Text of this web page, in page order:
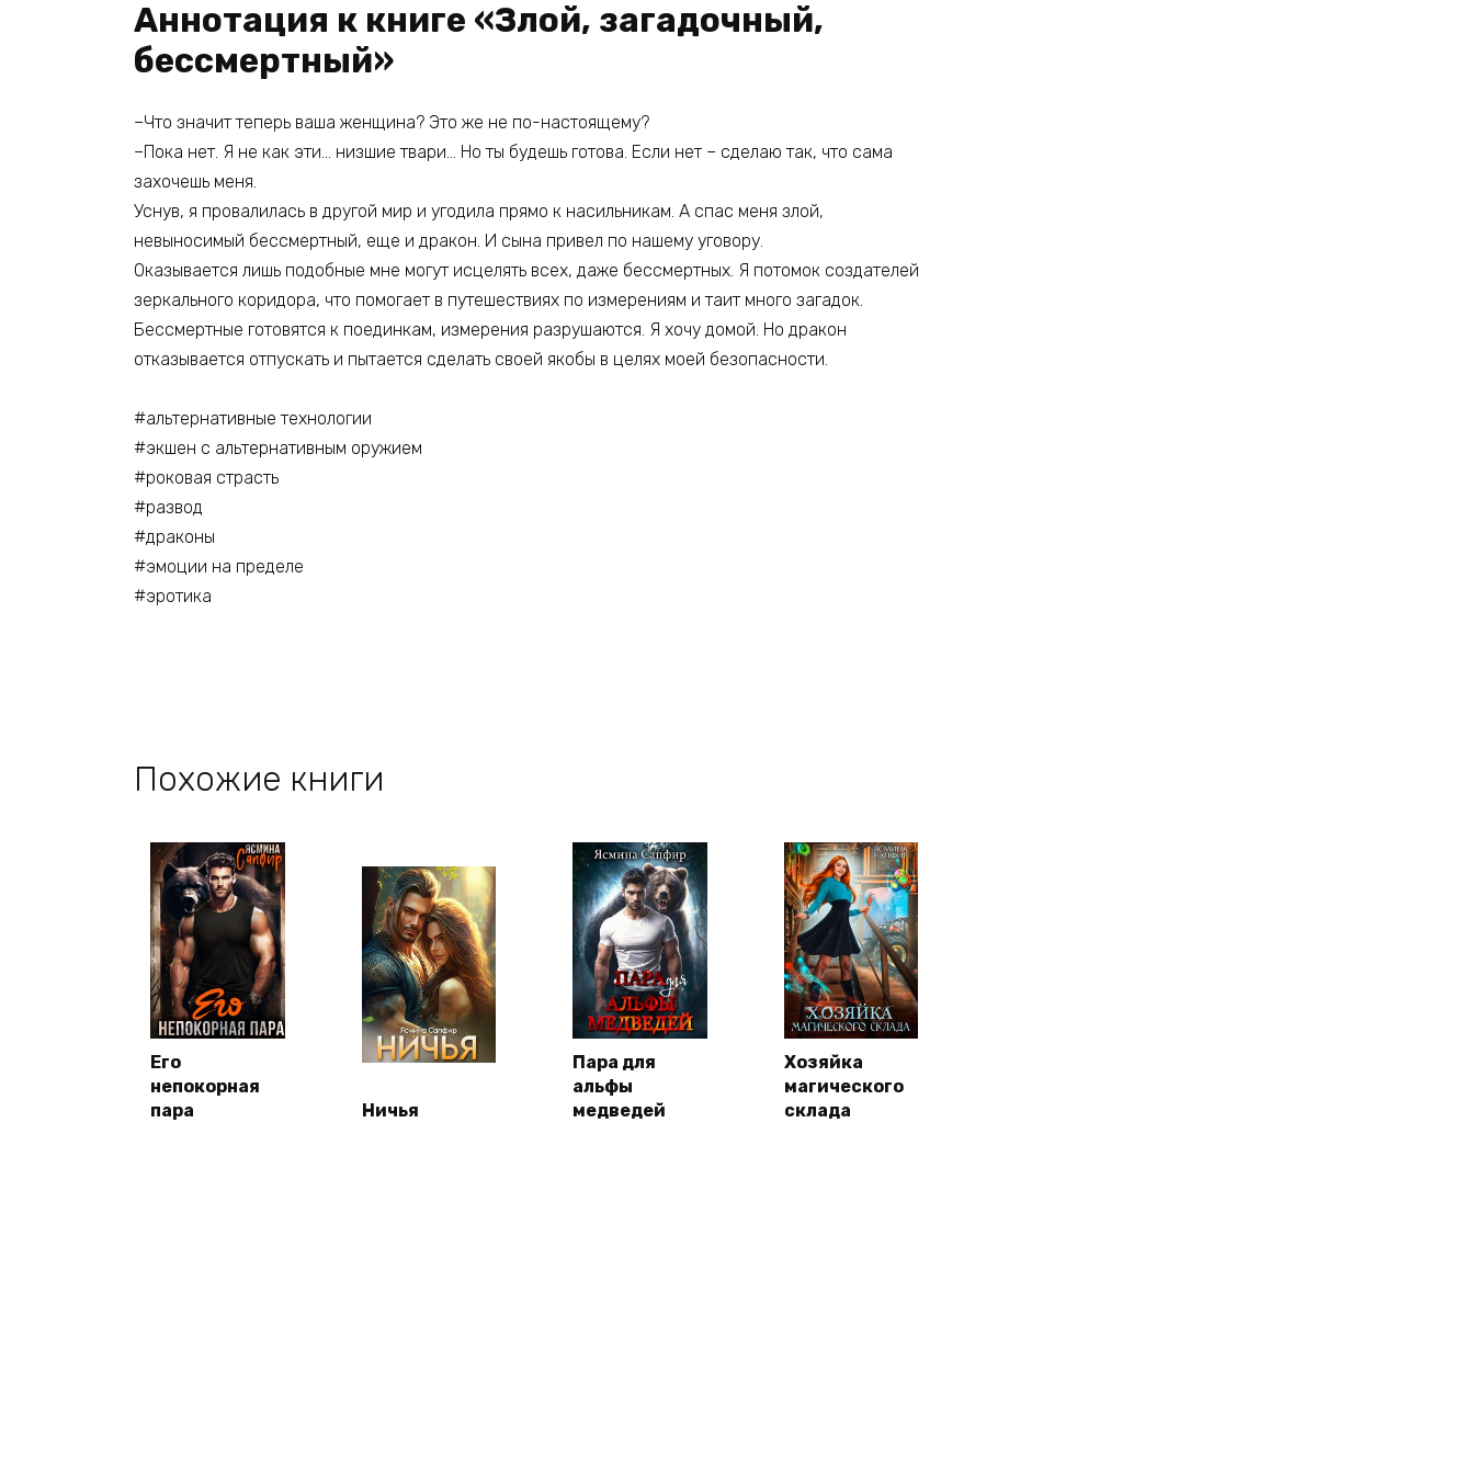
Аннотация к книге «Злой, загадочный,
бессмертный»
–Что значит теперь ваша женщина? Это же не по-настоящему?
–Пока нет. Я не как эти… низшие твари… Но ты будешь готова. Если нет – сделаю так, что сама
захочешь меня.
Уснув, я провалилась в другой мир и угодила прямо к насильникам. А спас меня злой,
невыносимый бессмертный, еще и дракон. И сына привел по нашему уговору.
Оказывается лишь подобные мне могут исцелять всех, даже бессмертных. Я потомок создателей
зеркального коридора, что помогает в путешествиях по измерениям и таит много загадок.
Бессмертные готовятся к поединкам, измерения разрушаются. Я хочу домой. Но дракон
отказывается отпускать и пытается сделать своей якобы в целях моей безопасности.
#альтернативные технологии
#экшен с альтернативным оружием
#роковая страсть
#развод
#драконы
#эмоции на пределе
#эротика
Похожие книги
Его
непокорная
пара
Ничья
Пара для
альфы
медведей
Хозяйка
магического
склада